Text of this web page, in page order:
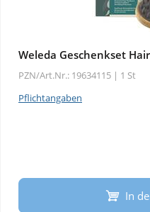
Weleda Geschenkset
PZN/Art.Nr.: 19634115 | 1 St
Pflichtangaben
In